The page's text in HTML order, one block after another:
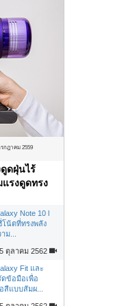
กฎาคม 2559
ดฝุ่นไร้
แรงดูดทรง
Note 10 l
โน้ตที่ทรงพลัง
ม...
ตุลาคม 2562
Fit และ
ดข้อมือเพื่อ
แบบสัมผ...